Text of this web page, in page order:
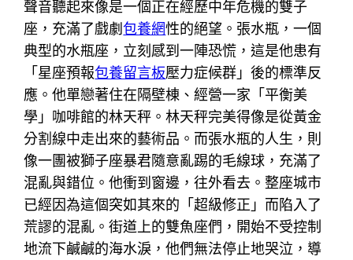
聲音聽起來像是一個正在經歷中年危機的雙子
座，充滿了戲劇包養網性的絕望。張水瓶，一個
典型的水瓶座，立刻感到一陣恐慌，這是他患有
「星座預報包養留言板壓力症候群」後的標準反
應。他單戀著住在隔壁棟、經營一家「平衡美
學」咖啡館的林天秤。林天秤完美得像是從黃金
分割線中走出來的藝術品。而張水瓶的人生，則
像一團被獅子座暴君隨意亂踢的毛線球，充滿了
混亂與錯位。他衝到窗邊，往外看去。整座城市
已經因為這個突如其來的「超級修正」而陷入了
荒謬的混亂。街道上的雙魚座們，開始不受控制
地流下鹹鹹的海水淚，他們無法停止地哭泣，導